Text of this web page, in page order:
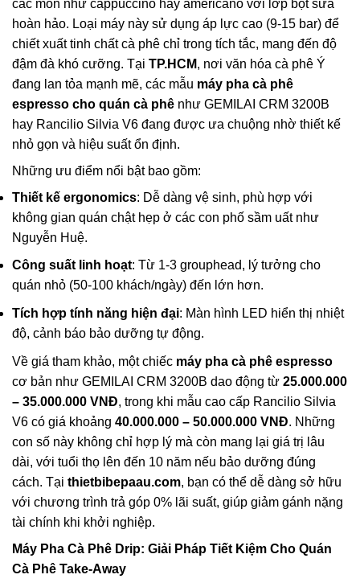
các món như cappuccino hay americano với lớp bọt sữa
hoàn hảo. Loại máy này sử dụng áp lực cao (9-15 bar) để
chiết xuất tinh chất cà phê chỉ trong tích tắc, mang đến độ
đậm đà khó cưỡng. Tại TP.HCM, nơi văn hóa cà phê Ý
đang lan tỏa mạnh mẽ, các mẫu máy pha cà phê
espresso cho quán cà phê như GEMILAI CRM 3200B
hay Rancilio Silvia V6 đang được ưa chuộng nhờ thiết kế
nhỏ gọn và hiệu suất ổn định.
Những ưu điểm nổi bật bao gồm:
Thiết kế ergonomics: Dễ dàng vệ sinh, phù hợp với
không gian quán chật hẹp ở các con phố sầm uất như
Nguyễn Huệ.
Công suất linh hoạt: Từ 1-3 grouphead, lý tưởng cho
quán nhỏ (50-100 khách/ngày) đến lớn hơn.
Tích hợp tính năng hiện đại: Màn hình LED hiển thị nhiệt
độ, cảnh báo bảo dưỡng tự động.
Về giá tham khảo, một chiếc máy pha cà phê espresso
cơ bản như GEMILAI CRM 3200B dao động từ 25.000.000
– 35.000.000 VNĐ, trong khi mẫu cao cấp Rancilio Silvia
V6 có giá khoảng 40.000.000 – 50.000.000 VNĐ. Những
con số này không chỉ hợp lý mà còn mang lại giá trị lâu
dài, với tuổi thọ lên đến 10 năm nếu bảo dưỡng đúng
cách. Tại thietbibepaau.com, bạn có thể dễ dàng sở hữu
với chương trình trả góp 0% lãi suất, giúp giảm gánh nặng
tài chính khi khởi nghiệp.
Máy Pha Cà Phê Drip: Giải Pháp Tiết Kiệm Cho Quán
Cà Phê Take-Away